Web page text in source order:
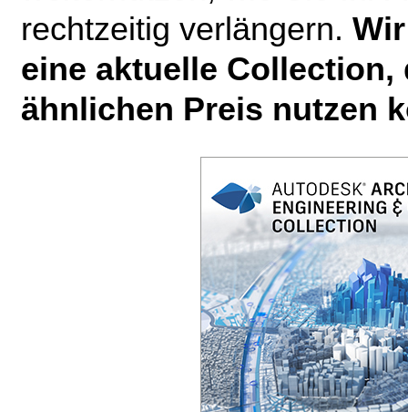
rechtzeitig verlängern.
eine aktuelle Collection,
ähnlichen Preis nutzen